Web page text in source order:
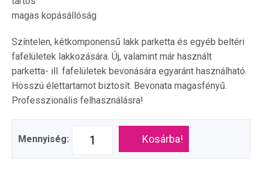
magas kopásállóság
Színtelen, kétkomponensű lakk parketta és egyéb beltéri
fafelületek lakkozására. Új, valamint már használt
parketta- ill. fafelületek bevonására egyaránt használható.
Hosszú élettartamot biztosít. Bevonata magasfényű.
Professzionális felhasználásra!
Mennyiség: Kosárba!